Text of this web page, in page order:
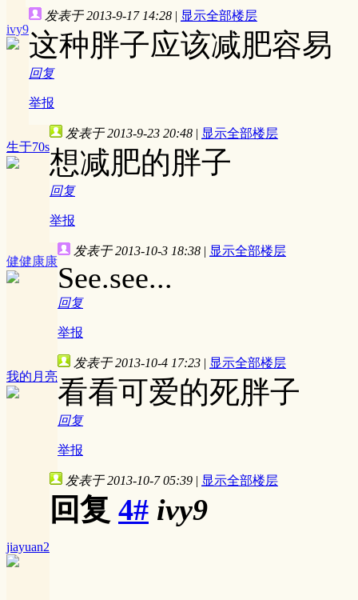
ivy9
发表于 2013-9-17 14:28 | 显示全部楼层
这种胖子应该减肥容易
回复
举报
生于70s
发表于 2013-9-23 20:48 | 显示全部楼层
想减肥的胖子
回复
举报
健健康康
发表于 2013-10-3 18:38 | 显示全部楼层
See.see...
回复
举报
我的月亮
发表于 2013-10-4 17:23 | 显示全部楼层
看看可爱的死胖子
回复
举报
jiayuan2
发表于 2013-10-7 05:39 | 显示全部楼层
回复 4# ivy9